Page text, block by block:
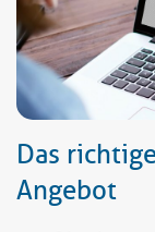
Das
Angebot